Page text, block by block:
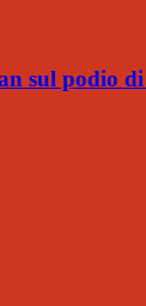
sul podio